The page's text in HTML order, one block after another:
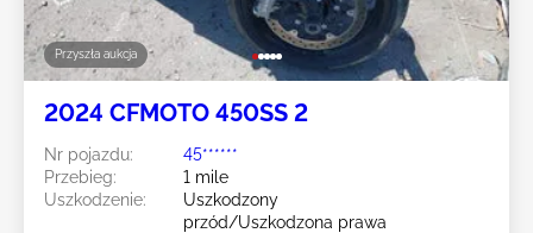
Przyszła aukcja
2024 CFMOTO 450SS 2
Nr pojazdu:
45******
Przebieg:
1 mile
Uszkodzenie:
Uszkodzony
przód/Uszkodzona prawa